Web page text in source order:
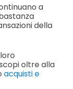
a
della
oltre alla
acquisti e